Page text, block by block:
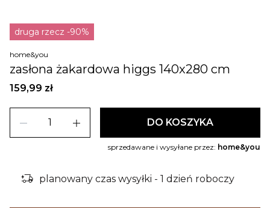
druga rzecz -90%
home&you
zasłona żakardowa higgs 140x280 cm
159,99 zł
remove add DO KOSZYKA
sprzedawane i wysyłane przez: home&you
delivery_truck_bolt planowany czas wysyłki - 1 dzień roboczy